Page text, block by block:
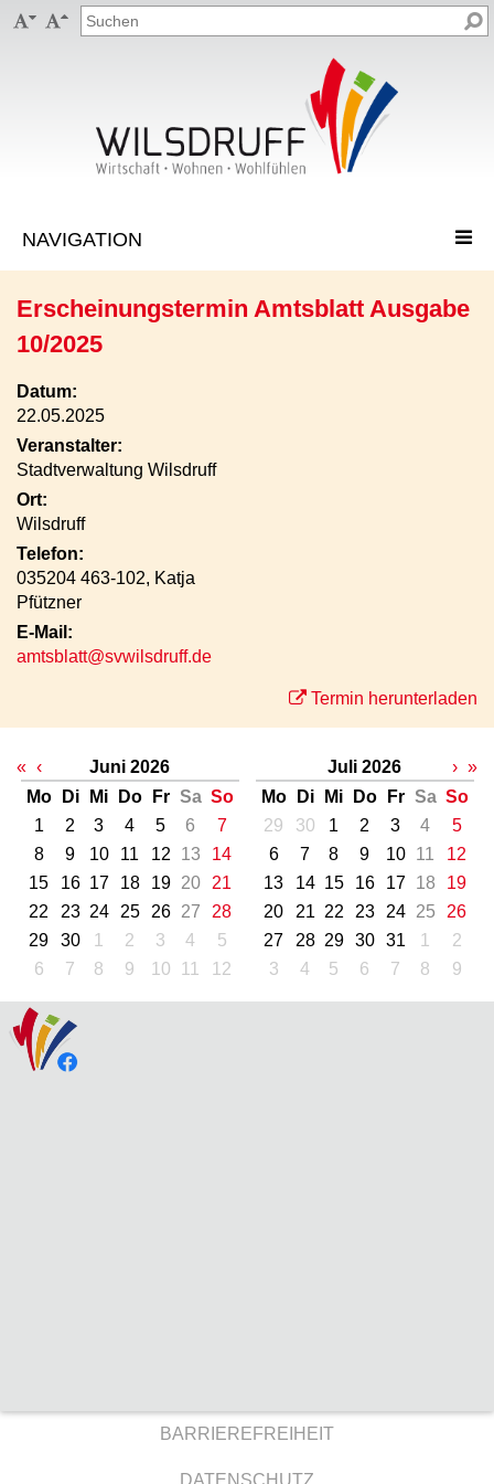
 
Erscheinungstermin Amtsblatt Ausgabe
10/2025
Datum:
22.05.2025
Veranstalter:
Stadtverwaltung Wilsdruff
Ort:
Wilsdruff
Telefon:
035204 463-102, Katja
Pfützner
E-Mail:
amtsblatt@svwilsdruff.de
Termin herunterladen
« ‹
Juni 2026
Mo
Di Mi Do Fr Sa So
1
2 3 4 5 6
7
8
9 10 11 12 13
14
15
16 17 18 19 20
21
22
23 24 25 26 27
28
29
30 1 2 3 4
5
6
7 8 9 10 11 12
Juli 2026
Mo
Di Mi Do Fr Sa So
29
30 1 2 3 4
5
6
7 8 9 10 11
12
13
14 15 16 17 18
19
20
21 22 23 24 25
26
27
28 29 30 31 1
2
3
4 5 6 7 8 9
› »
BARRIEREFREIHEIT
DATENSCHUTZ